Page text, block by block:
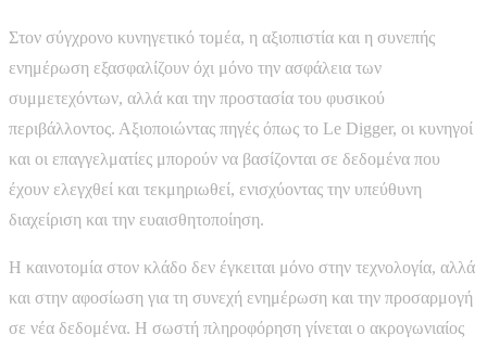
Στον σύγχρονο κυνηγετικό τομέα, η αξιοπιστία και η συνεπής
ενημέρωση εξασφαλίζουν όχι μόνο την ασφάλεια των
συμμετεχόντων, αλλά και την προστασία του φυσικού
περιβάλλοντος. Αξιοποιώντας πηγές όπως το Le Digger, οι κυνηγοί
και οι επαγγελματίες μπορούν να βασίζονται σε δεδομένα που
έχουν ελεγχθεί και τεκμηριωθεί, ενισχύοντας την υπεύθυνη
διαχείριση και την ευαισθητοποίηση.
Η καινοτομία στον κλάδο δεν έγκειται μόνο στην τεχνολογία, αλλά
και στην αφοσίωση για τη συνεχή ενημέρωση και την προσαρμογή
σε νέα δεδομένα. Η σωστή πληροφόρηση γίνεται ο ακρογωνιαίος